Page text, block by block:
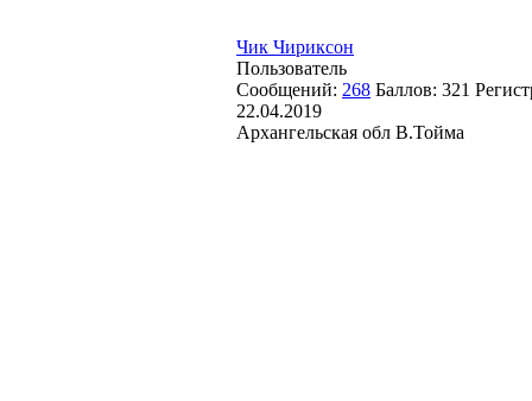
Чик Чириксон
Пользователь
Сообщений: 268 Баллов: 321
22.04.2019
Архангельская обл В.Тойма